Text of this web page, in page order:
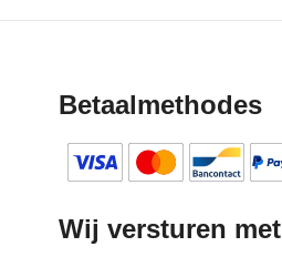
Betaalmethodes
Wij versturen met